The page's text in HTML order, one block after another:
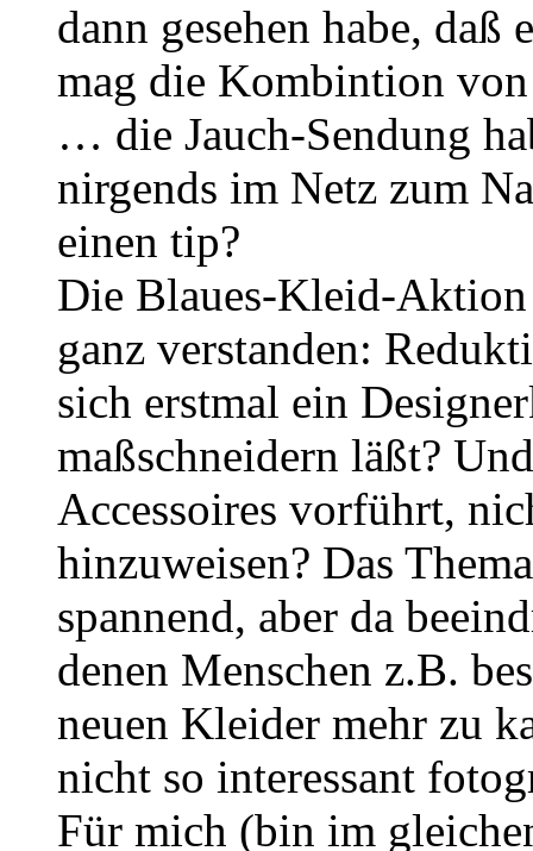
dann gesehen habe,
mag die Kombintion
… die Jauch-Sendung
nirgends im Netz zum
einen tip?
Die Blaues-Kleid-Aktion
ganz verstanden:
sich erstmal ein
maßschneidern läßt?
Accessoires vorführt,
hinzuweisen? Das
spannend, aber da
denen Menschen z.B.
neuen Kleider mehr zu
nicht so interessant
Für mich (bin im